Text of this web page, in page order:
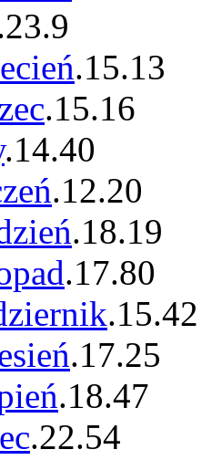
23.9
.15.13
.15.16
.14.40
.12.20
.18.19
.17.80
.15.42
.17.25
.18.47
.22.54